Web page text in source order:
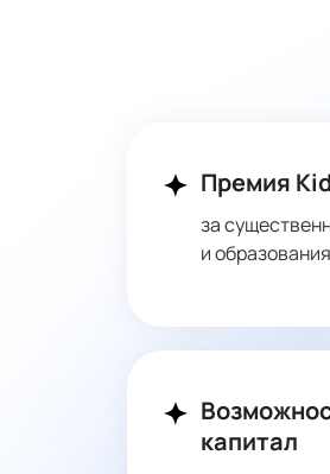
Премия
за
и образования
капитал